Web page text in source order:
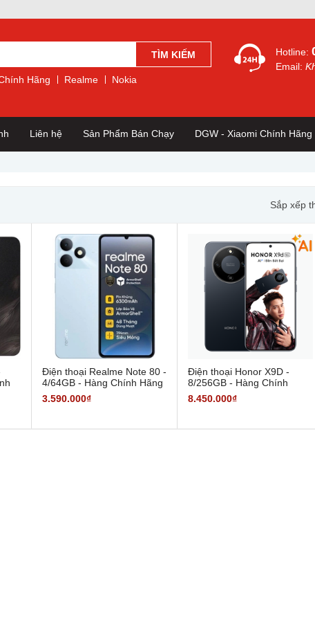
Hotline:
Email:
TÌM KIẾM
Hãng Realme Nokia
Liên hệ Sản Phẩm Bán Chạy DGW - Xiaomi Chính Hãng
Sắp xếp
Điện thoại Realme Note 80 -
4/64GB - Hàng Chính Hãng
3.590.000₫
Điện thoại Honor X9D -
8/256GB - Hàng Chính
Hãng
8.450.000₫